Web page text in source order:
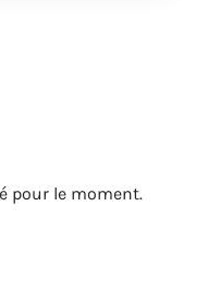
pour le moment.